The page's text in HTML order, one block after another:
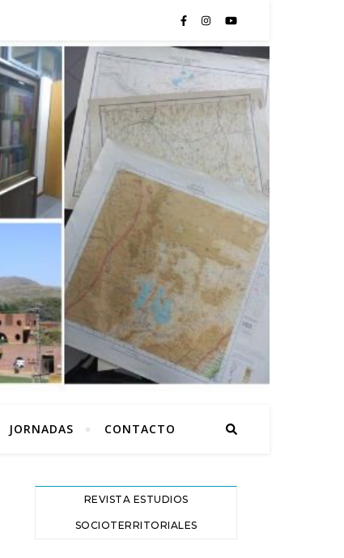
JORNADAS CONTACTO
REVISTA ESTUDIOS
SOCIOTERRITORIALES